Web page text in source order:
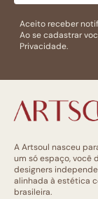
Aceito receber
Ao se cadastrar
Privacidade.
A Artsoul nasceu
um só espaço, você
designers
alinhada à estética
brasileira.